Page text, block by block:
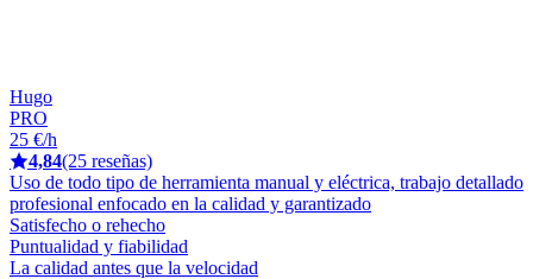
Hugo
PRO
25 €/h
4,84(25 reseñas)
Uso de todo tipo de herramienta manual y eléctrica, trabajo detallado
profesional enfocado en la calidad y garantizado
Satisfecho o rehecho
Puntualidad y fiabilidad
La calidad antes que la velocidad